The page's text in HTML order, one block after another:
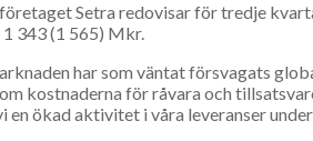
Setra redovisar för tredje
343 (1 565) Mkr.
har som väntat försvagats
kostnaderna för råvara och
en ökad aktivitet i våra leveranser